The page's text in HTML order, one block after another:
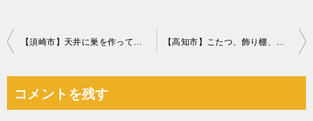
投
ビ
【須崎市】天井に巣を作っているミツバチの駆除ご依頼 お客様の声 【高知市】こたつ、飾り棚、三人掛けソファーの回収・処分ご依頼
コメントを残す